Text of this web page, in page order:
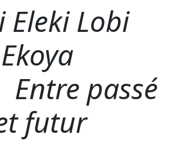
Eleki Lobi
Ekoya
passé
futur